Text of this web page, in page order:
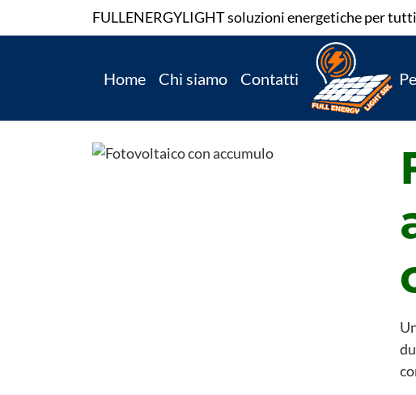
FULLENERGYLIGHTsoluzioni energetiche per
Home Chi siamo Contatti